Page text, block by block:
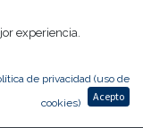
experiencia.
de privacidad (uso de
cookies)
Acepto